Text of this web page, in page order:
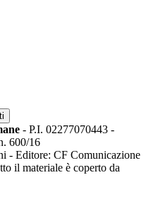
- P.I. 02277070443 -
600/16
- Editore: CF Comunicazione
il materiale è coperto da